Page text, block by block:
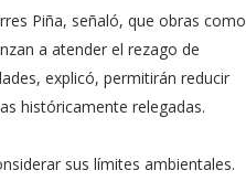
Piña, señaló, que obras como
a atender el rezago de
explicó, permitirán reducir
históricamente relegadas.
sus límites ambientales.